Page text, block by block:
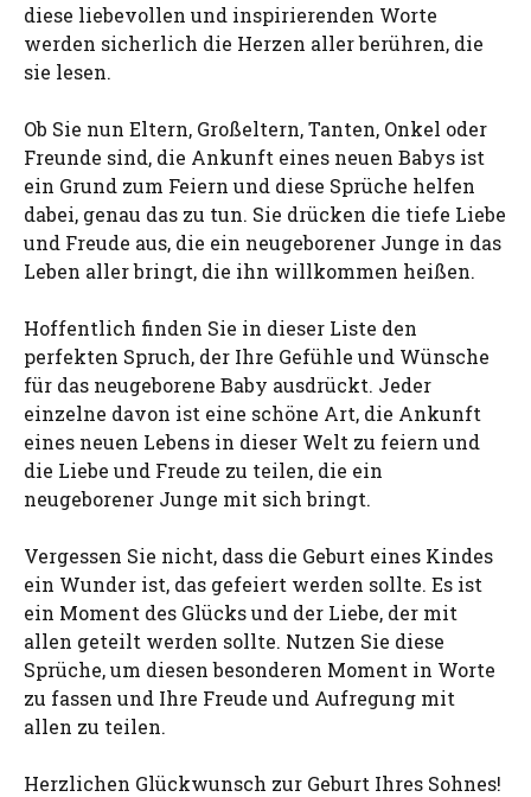
diese liebevollen und inspirierenden Worte
werden sicherlich die Herzen aller berühren, die
sie lesen.
Ob Sie nun Eltern, Großeltern, Tanten, Onkel oder
Freunde sind, die Ankunft eines neuen Babys ist
ein Grund zum Feiern und diese Sprüche helfen
dabei, genau das zu tun. Sie drücken die tiefe Liebe
und Freude aus, die ein neugeborener Junge in das
Leben aller bringt, die ihn willkommen heißen.
Hoffentlich finden Sie in dieser Liste den
perfekten Spruch, der Ihre Gefühle und Wünsche
für das neugeborene Baby ausdrückt. Jeder
einzelne davon ist eine schöne Art, die Ankunft
eines neuen Lebens in dieser Welt zu feiern und
die Liebe und Freude zu teilen, die ein
neugeborener Junge mit sich bringt.
Vergessen Sie nicht, dass die Geburt eines Kindes
ein Wunder ist, das gefeiert werden sollte. Es ist
ein Moment des Glücks und der Liebe, der mit
allen geteilt werden sollte. Nutzen Sie diese
Sprüche, um diesen besonderen Moment in Worte
zu fassen und Ihre Freude und Aufregung mit
allen zu teilen.
Herzlichen Glückwunsch zur Geburt Ihres Sohnes!